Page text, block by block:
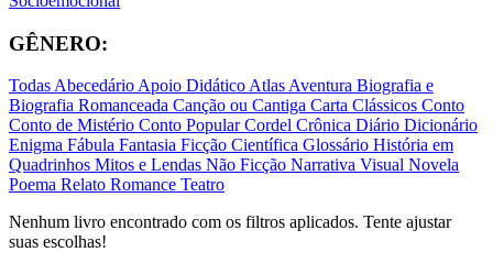
GÊNERO:
TodasAbecedárioApoio DidáticoAtlasAventura Biografia e
Biografia Romanceada Canção ou Cantiga Carta Clássicos Conto
Conto de Mistério Conto PopularCordel Crônica Diário Dicionário
Enigma Fábula Fantasia Ficção Científica Glossário História em
Quadrinhos Mitos e Lendas Não Ficção Narrativa Visual Novela
Poema Relato Romance Teatro
Nenhum livro encontrado com os filtros aplicados. Tente ajustar
suas escolhas!